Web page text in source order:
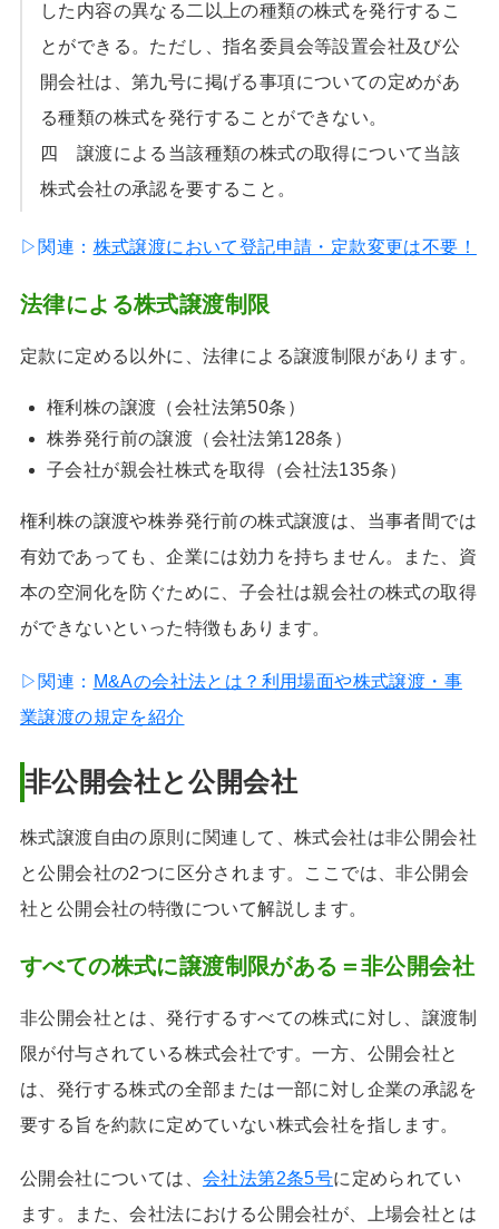
した内容の異なる二以上の種類の株式を発行するこ
とができる。ただし、指名委員会等設置会社及び公
開会社は、第九号に掲げる事項についての定めがあ
る種類の株式を発行することができない。
四 譲渡による当該種類の株式の取得について当該
株式会社の承認を要すること。
▷関連： 株式譲渡において登記申請・定款変更は不要！
法律による株式譲渡制限
定款に定める以外に、法律による譲渡制限があります。
権利株の譲渡（会社法第50条）
株券発行前の譲渡（会社法第128条）
子会社が親会社株式を取得（会社法135条）
権利株の譲渡や株券発行前の株式譲渡は、当事者間では
有効であっても、企業には効力を持ちません。また、資
本の空洞化を防ぐために、子会社は親会社の株式の取得
ができないといった特徴もあります。
▷関連： M&Aの会社法とは？利用場面や株式譲渡・事
業譲渡の規定を紹介
非公開会社と公開会社
株式譲渡自由の原則に関連して、株式会社は非公開会社
と公開会社の2つに区分されます。ここでは、非公開会
社と公開会社の特徴について解説します。
すべての株式に譲渡制限がある＝非公開会社
非公開会社とは、発行するすべての株式に対し、譲渡制
限が付与されている株式会社です。一方、公開会社と
は、発行する株式の全部または一部に対し企業の承認を
要する旨を約款に定めていない株式会社を指します。
公開会社については、 会社法第2条5号に定められてい
ます。また、会社法における公開会社が、上場会社とは